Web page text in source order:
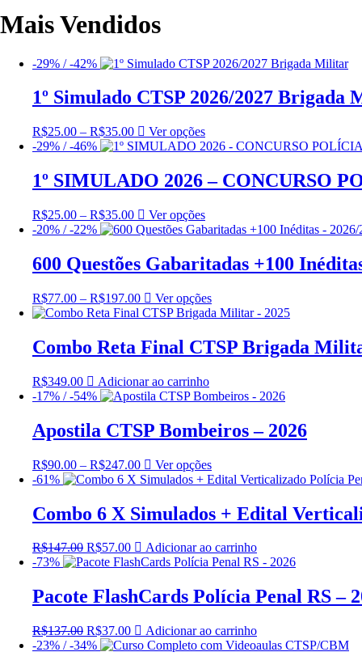
Mais Vendidos
-29% / -42%
1º Simulado CTSP 2026/2027 Brigada
R$25.00 – R$35.00 Faixa
de
R$25.00
através
Ver opções
produto
várias
variantes.
podem
escolhidas
na
do
produto
-29% / -46%
1º SIMULADO 2026 – CONCURSO
R$25.00 – R$35.00 Faixa
de
R$25.00
através
Ver opções
produto
várias
variantes.
opções
podem
escolhidas
na
do
produto
-20% / -22%
600 Questões Gabaritadas +100
R$77.00 – R$197.00 Faixa
de
R$77.00
através
Ver opções
produto
várias
variantes.
podem
escolhidas
na
do
produto
Combo Reta Final CTSP Brigada
R$349.00
Adicionar ao carrinho
-17% / -54%
Apostila CTSP Bombeiros – 2026
R$90.00 – R$247.00 Faixa
de
R$90.00
através
Ver opções
produto
várias
variantes.
opções
podem
escolhidas
na
página
do
produto
-61%
Combo 6 X Simulados + Edital
R$147.00 O
preço
era:
R$147.00.
R$57.00 O
preço
é:
R$57.00.
Adicionar ao carrinho
-73%
Pacote FlashCards Polícia Penal RS –
R$137.00 O
preço
R$37.00 O
preço
Adicionar ao carrinho
-23% / -34%